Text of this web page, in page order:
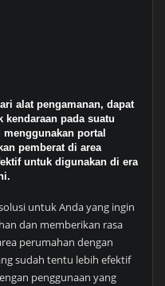
alat pengamanan, dapat
pada suatu
portal
pemberat di area
untuk digunakan di era
untuk Anda yang ingin
dan memberikan rasa
perumahan dengan
sudah tentu lebih efektif
penggunaan yang